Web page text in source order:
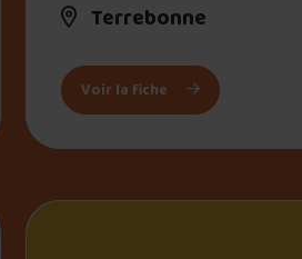
Terrebonne
Voir la fiche : Pub Ruisseau Noir